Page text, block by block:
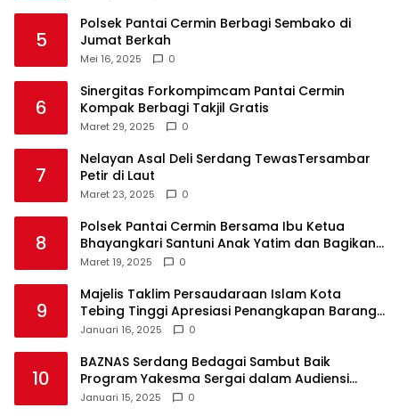
5
Polsek Pantai Cermin Berbagi Sembako di
Jumat Berkah
Mei 16, 2025 0
6
Sinergitas Forkompimcam Pantai Cermin
Kompak Berbagi Takjil Gratis
Maret 29, 2025 0
7
Nelayan Asal Deli Serdang TewasTersambar
Petir di Laut
Maret 23, 2025 0
8
Polsek Pantai Cermin Bersama Ibu Ketua
Bhayangkari Santuni Anak Yatim dan Bagikan
Takjil
Maret 19, 2025 0
9
Majelis Taklim Persaudaraan Islam Kota
Tebing Tinggi Apresiasi Penangkapan Barang
Haram
Januari 16, 2025 0
10
BAZNAS Serdang Bedagai Sambut Baik
Program Yakesma Sergai dalam Audiensi
Perkenalan Pengurus Baru
Januari 15, 2025 0